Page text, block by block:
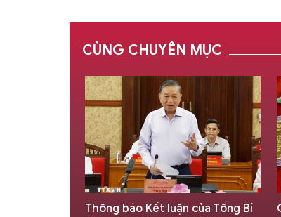
CÙNG CHUYÊN MỤC
Thông báo Kết luận của Tổng Bí